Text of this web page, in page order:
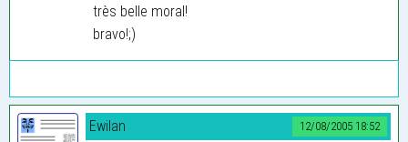
très belle moral!
bravo!;)
12/08/2005 18:52
Ewilan